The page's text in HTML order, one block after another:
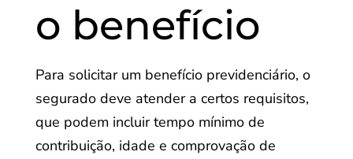
o benefício
Para solicitar um benefício previdenciário, o
segurado deve atender a certos requisitos,
que podem incluir tempo mínimo de
contribuição, idade e comprovação de